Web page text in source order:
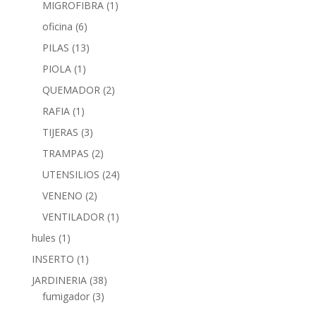
MIGROFIBRA (1)
oficina (6)
PILAS (13)
PIOLA (1)
QUEMADOR (2)
RAFIA (1)
TIJERAS (3)
TRAMPAS (2)
UTENSILIOS (24)
VENENO (2)
VENTILADOR (1)
hules (1)
INSERTO (1)
JARDINERIA (38)
fumigador (3)